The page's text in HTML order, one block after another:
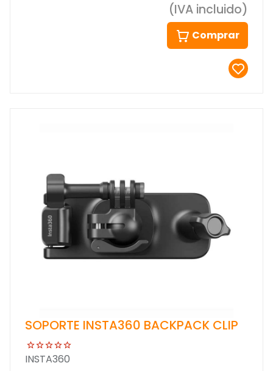
(IVA incluido)
Comprar
SOPORTE INSTA360 BACKPACK CLIP
INSTA360